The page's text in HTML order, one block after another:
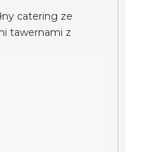
catering ze
tawernami z